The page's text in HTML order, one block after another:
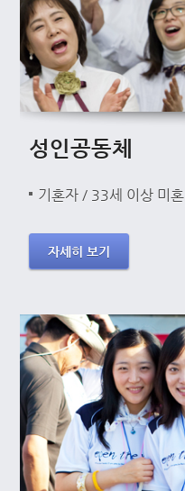
성인공동체
기혼자 / 33세 이상 미혼
자세히 보기